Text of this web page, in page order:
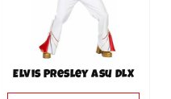
Elvis Presley asu DLX
valinnat
tuotteen
sivulla.